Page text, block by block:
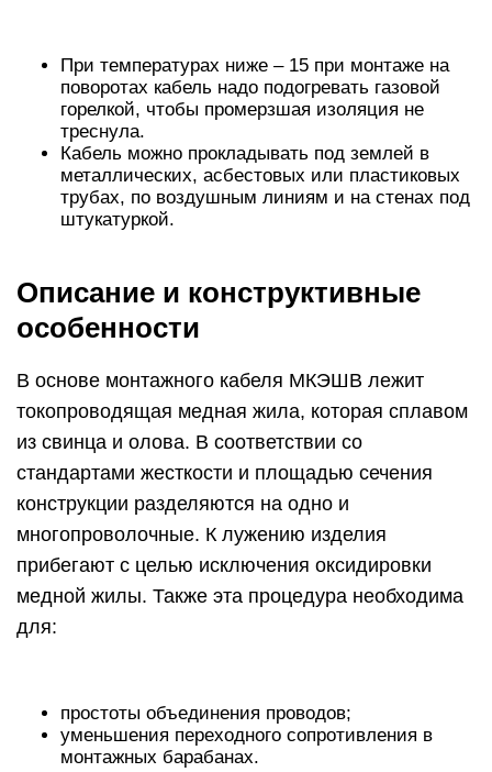
При температурах ниже – 15 при монтаже на
поворотах кабель надо подогревать газовой
горелкой, чтобы промерзшая изоляция не
треснула.
Кабель можно прокладывать под землей в
металлических, асбестовых или пластиковых
трубах, по воздушным линиям и на стенах под
штукатуркой.
Описание и конструктивные
особенности
В основе монтажного кабеля МКЭШВ лежит
токопроводящая медная жила, которая сплавом
из свинца и олова. В соответствии со
стандартами жесткости и площадью сечения
конструкции разделяются на одно и
многопроволочные. К лужению изделия
прибегают с целью исключения оксидировки
медной жилы. Также эта процедура необходима
для:
простоты объединения проводов;
уменьшения переходного сопротивления в
монтажных барабанах.